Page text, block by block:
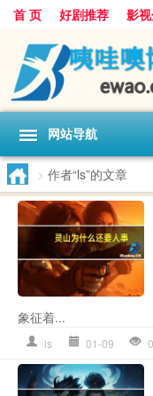
首 页 好剧推荐 影
网站导航
> 作者“ls”的文章
象征着...
ls 01-09 0